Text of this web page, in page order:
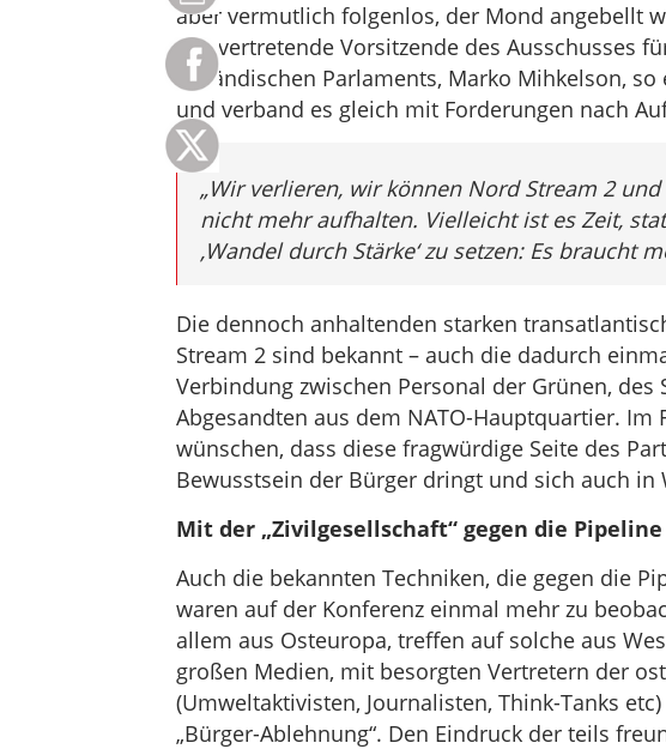
aber vermutlich folgenlos, der Mond angebellt
stellvertretende Vorsitzende des Ausschusses
estländischen Parlaments, Marko Mihkelson,
und verband es gleich mit Forderungen nach
„Wir verlieren, wir können Nord Stream 2
nicht mehr aufhalten. Vielleicht ist es Zeit,
‚Wandel durch Stärke‘ zu setzen: Es braucht
Die dennoch anhaltenden starken
Stream 2 sind bekannt – auch die dadurch
Verbindung zwischen Personal der Grünen, des
Abgesandten aus dem NATO-Hauptquartier.
wünschen, dass diese fragwürdige Seite des
Bewusstsein der Bürger dringt und sich auch in
Mit der „Zivilgesellschaft“ gegen die Pipeline
Auch die bekannten Techniken, die gegen die
waren auf der Konferenz einmal mehr zu
allem aus Osteuropa, treffen auf solche aus
großen Medien, mit besorgten Vertretern der
(Umweltaktivisten, Journalisten, Think-Tanks
„Bürger-Ablehnung“. Den Eindruck der teils